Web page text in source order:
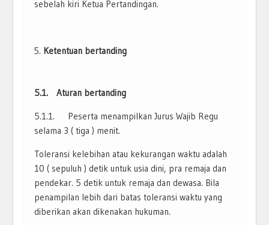
sebelah kiri Ketua Pertandingan.
Ketentuan bertanding
5.1. Aturan bertanding
5.1.1. Peserta menampilkan Jurus Wajib Regu
selama 3 ( tiga ) menit.
Toleransi kelebihan atau kekurangan waktu adalah
10 ( sepuluh ) detik untuk usia dini, pra remaja dan
pendekar. 5 detik untuk remaja dan dewasa. Bila
penampilan lebih dari batas toleransi waktu yang
diberikan akan dikenakan hukuman.